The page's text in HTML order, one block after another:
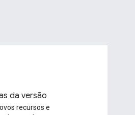
da versão
recursos e